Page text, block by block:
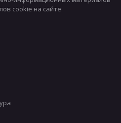
cookie на сайте